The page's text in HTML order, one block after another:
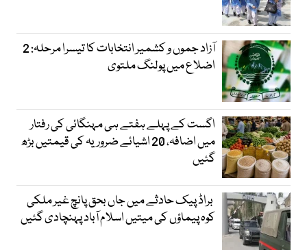
آزاد جموں و کشمیر انتخابات کا تیسرا مرحلہ: 2
اضلاع میں پولنگ ملتوی
اگست کے پہلے ہفتے ہی مہنگائی کی رفتار
میں اضافہ، 20 اشیائے ضروریہ کی قیمتیں بڑھ
گئیں
براڈ پیک حادثے میں جاں بحق پانچ غیر ملکی
کوہ پیماؤں کی میتیں اسلام آباد پہنچادی گئیں